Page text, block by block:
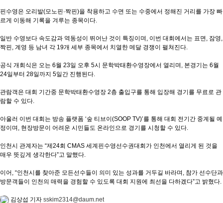
핀수영은 오리발(모노핀·짝핀)을 착용하고 수면 또는 수중에서 정해진 거리를 가장 빠
르게 이동해 기록을 겨루는 종목이다.
일반 수영보다 속도감과 역동성이 뛰어난 것이 특징이며, 이번 대회에서는 표면, 잠영,
짝핀, 계영 등 남녀 각 19개 세부 종목에서 치열한 메달 경쟁이 펼쳐진다.
공식 개회식은 오는 6월 23일 오후 5시 문학박태환수영장에서 열리며, 본경기는 6월
24일부터 28일까지 5일간 진행된다.
관람객은 대회 기간중 문학박태환수영장 2층 출입구를 통해 입장해 경기를 무료로 관
람할 수 있다.
아울러 이번 대회는 방송 플랫폼 ‘숲 티브이(SOOP TV)’를 통해 대회 전기간 중계될 예
정이며, 현장방문이 어려운 시민들도 온라인으로 경기를 시청할 수 있다.
인천시 관계자는 “제24회 CMAS 세계핀수영선수권대회가 인천에서 열리게 된 것을
매우 뜻깊게 생각한다”고 말했다.
이어, “인천시를 찾아준 모든선수들이 의미 있는 성과를 거두길 바라며, 참가 선수단과
방문객들이 인천의 매력을 경험할 수 있도록 대회 지원에 최선을 다하겠다”고 밝혔다.
김상섭 기자 sskim2314@daum.net